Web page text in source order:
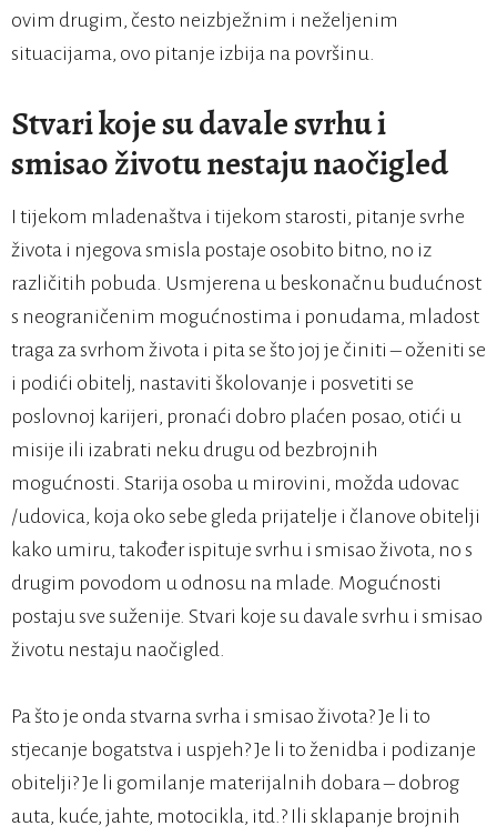
ovim drugim, često neizbježnim i neželjenim
situacijama, ovo pitanje izbija na površinu.
Stvari koje su davale svrhu i
smisao životu nestaju naočigled
I tijekom mladenaštva i tijekom starosti, pitanje svrhe
života i njegova smisla postaje osobito bitno, no iz
različitih pobuda. Usmjerena u beskonačnu budućnost
s neograničenim mogućnostima i ponudama, mladost
traga za svrhom života i pita se što joj je činiti – oženiti se
i podići obitelj, nastaviti školovanje i posvetiti se
poslovnoj karijeri, pronaći dobro plaćen posao, otići u
misije ili izabrati neku drugu od bezbrojnih
mogućnosti. Starija osoba u mirovini, možda udovac
/udovica, koja oko sebe gleda prijatelje i članove obitelji
kako umiru, također ispituje svrhu i smisao života, no s
drugim povodom u odnosu na mlade. Mogućnosti
postaju sve suženije. Stvari koje su davale svrhu i smisao
životu nestaju naočigled.
Pa što je onda stvarna svrha i smisao života? Je li to
stjecanje bogatstva i uspjeh? Je li to ženidba i podizanje
obitelji? Je li gomilanje materijalnih dobara – dobrog
auta, kuće, jahte, motocikla, itd.? Ili sklapanje brojnih